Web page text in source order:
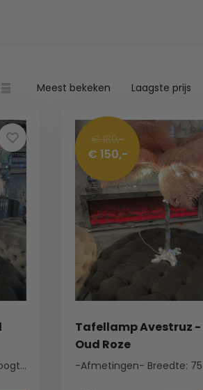
Meest bekeken Laagste prijs
85 cm
€ 180,-
€ 150,-
Tafellamp Avestruz -
Oud Roze
-Afmetingen- Breedte: